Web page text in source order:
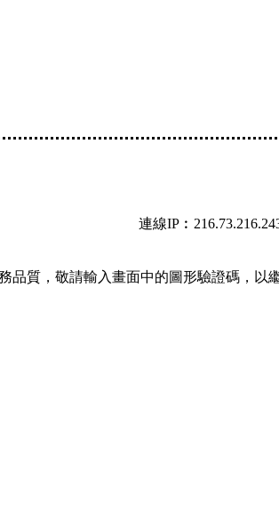
連線
品質，敬請輸入畫面中的圖形驗證碼，以